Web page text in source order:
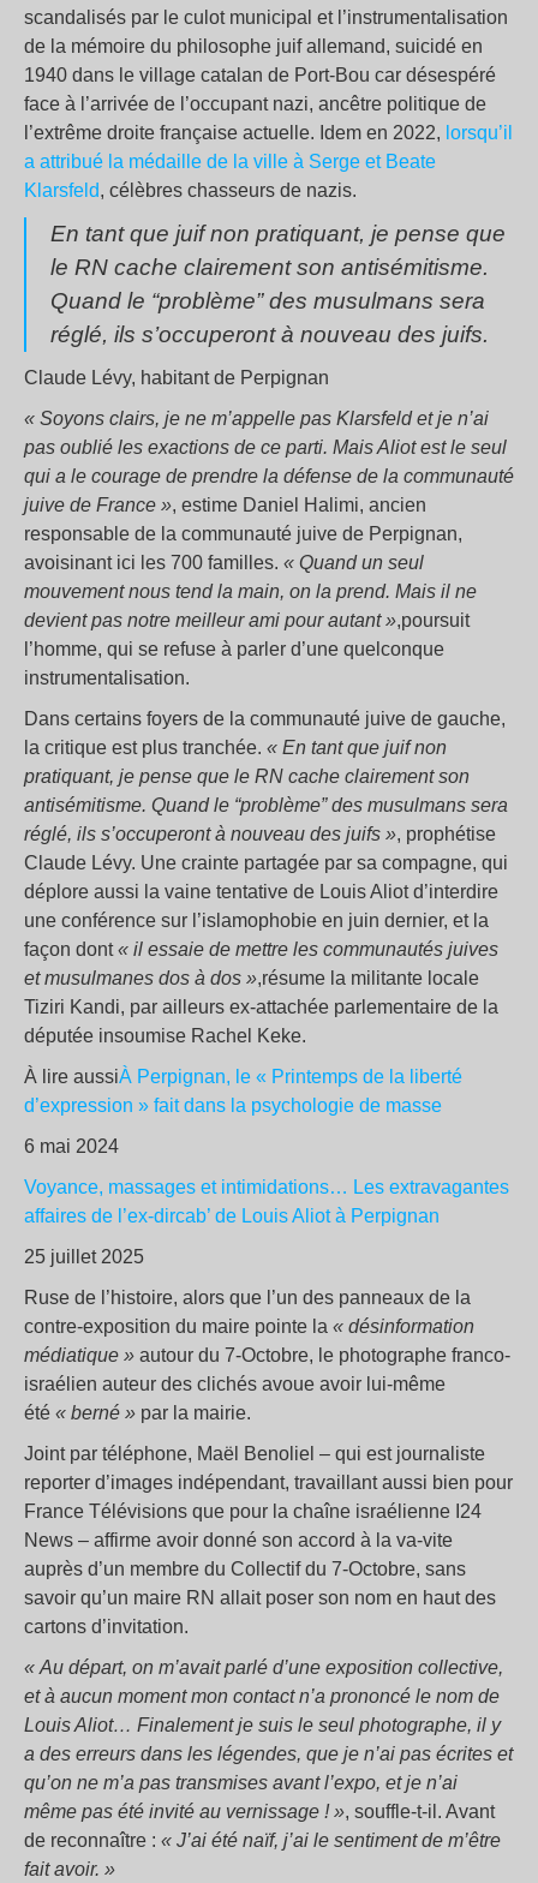
scandalisés par le culot municipal et l’instrumentalisation
de la mémoire du philosophe juif allemand, suicidé en
1940 dans le village catalan de Port-Bou car désespéré
face à l’arrivée de l’occupant nazi, ancêtre politique de
l’extrême droite française actuelle. Idem en 2022, lorsqu’il
a attribué la médaille de la ville à Serge et Beate
Klarsfeld, célèbres chasseurs de nazis.
En tant que juif non pratiquant, je pense que
le RN cache clairement son antisémitisme.
Quand le “problème” des musulmans sera
réglé, ils s’occuperont à nouveau des juifs.
Claude Lévy, habitant de Perpignan
« Soyons clairs, je ne m’appelle pas Klarsfeld et je n’ai
pas oublié les exactions de ce parti. Mais Aliot est le seul
qui a le courage de prendre la défense de la communauté
juive de France », estime Daniel Halimi, ancien
responsable de la communauté juive de Perpignan,
avoisinant ici les 700 familles. « Quand un seul
mouvement nous tend la main, on la prend. Mais il ne
devient pas notre meilleur ami pour autant »,poursuit
l’homme, qui se refuse à parler d’une quelconque
instrumentalisation.
Dans certains foyers de la communauté juive de gauche,
la critique est plus tranchée. « En tant que juif non
pratiquant, je pense que le RN cache clairement son
antisémitisme. Quand le “problème” des musulmans sera
réglé, ils s’occuperont à nouveau des juifs », prophétise
Claude Lévy. Une crainte partagée par sa compagne, qui
déplore aussi la vaine tentative de Louis Aliot d’interdire
une conférence sur l’islamophobie en juin dernier, et la
façon dont« il essaie de mettre les communautés juives
et musulmanes dos à dos »,résume la militante locale
Tiziri Kandi, par ailleurs ex-attachée parlementaire de la
députée insoumise Rachel Keke.
À lire aussiÀ Perpignan, le « Printemps de la liberté
d’expression » fait dans la psychologie de masse
6 mai 2024
Voyance, massages et intimidations… Les extravagantes
affaires de l’ex-dircab’ de Louis Aliot à Perpignan
25 juillet 2025
Ruse de l’histoire, alors que l’un des panneaux de la
contre-exposition du maire pointe la « désinformation
médiatique » autour du 7-Octobre, le photographe franco-
israélien auteur des clichés avoue avoir lui-même
été « berné » par la mairie.
Joint par téléphone, Maël Benoliel – qui est journaliste
reporter d’images indépendant, travaillant aussi bien pour
France Télévisions que pour la chaîne israélienne I24
News – affirme avoir donné son accord à la va-vite
auprès d’un membre du Collectif du 7-Octobre, sans
savoir qu’un maire RN allait poser son nom en haut des
cartons d’invitation.
« Au départ, on m’avait parlé d’une exposition collective,
et à aucun moment mon contact n’a prononcé le nom de
Louis Aliot… Finalement je suis le seul photographe, il y
a des erreurs dans les légendes, que je n’ai pas écrites et
qu’on ne m’a pas transmises avant l’expo, et je n’ai
même pas été invité au vernissage ! », souffle-t-il. Avant
de reconnaître : « J’ai été naïf, j’ai le sentiment de m’être
fait avoir. »